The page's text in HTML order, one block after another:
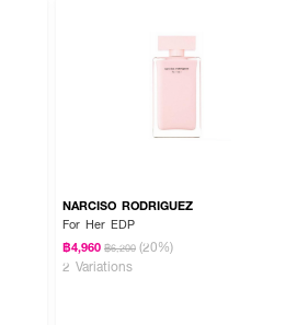
NARCISO RODRIGUEZ
For Her EDP
฿4,960 ฿6,200 (20%)
2 Variations